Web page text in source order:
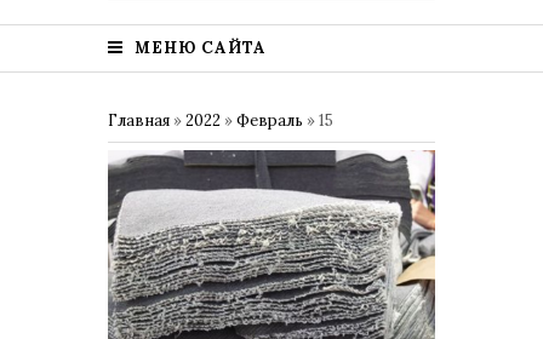
МЕНЮ САЙТА
Главная »2022 »Февраль »15